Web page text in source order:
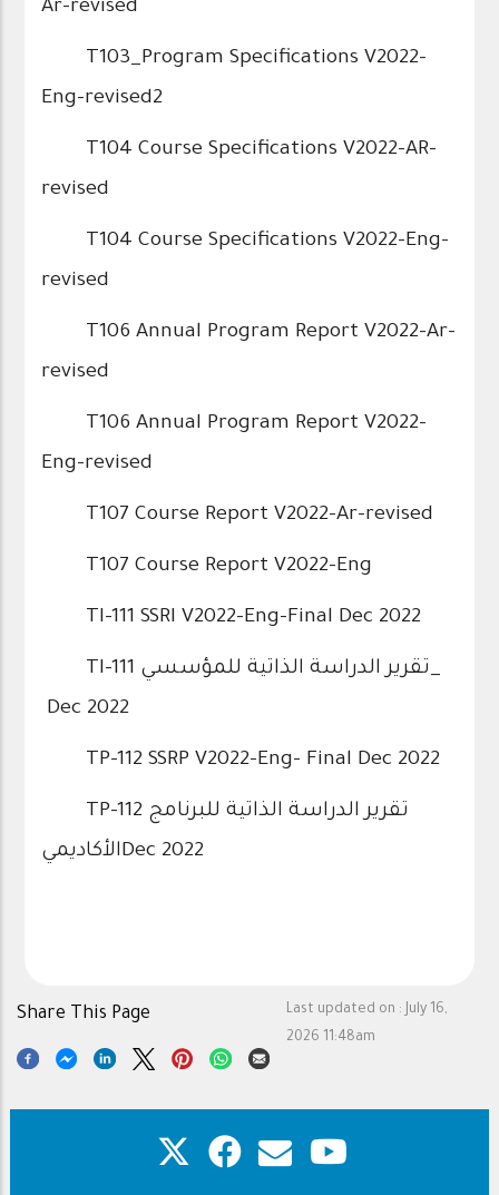
Ar-revised
T103_Program Specifications V2022-
Eng-revised2
T104 Course Specifications V2022-AR-
revised
T104 Course Specifications V2022-Eng-
revised
T106 Annual Program Report V2022-Ar-
revised
T106 Annual Program Report V2022-
Eng-revised
T107 Course Report V2022-Ar-revised
T107 Course Report V2022-Eng
TI-111 SSRI V2022-Eng-Final Dec 2022
TI-111 تقرير الدراسة الذاتية للمؤسسي_
Dec 2022
TP-112 SSRP V2022-Eng- Final Dec 2022
TP-112 تقرير الدراسة الذاتية للبرنامج
الأكاديميDec 2022
Last updated on : July 16,
2026 11:48am
Share This Page